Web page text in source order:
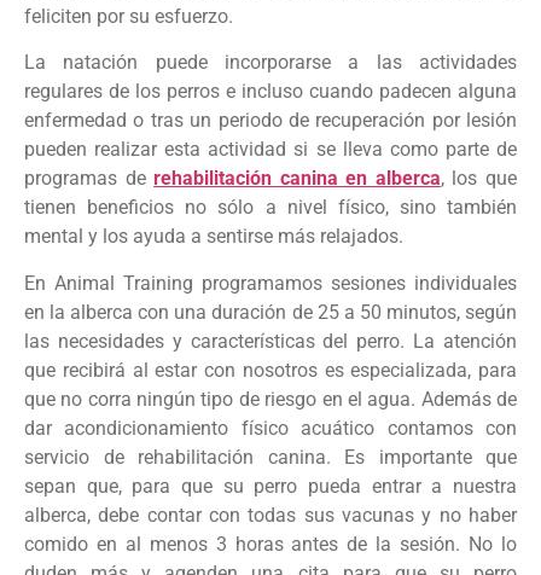
feliciten por su esfuerzo.
La natación puede incorporarse a las actividades
regulares de los perros e incluso cuando padecen alguna
enfermedad o tras un periodo de recuperación por lesión
pueden realizar esta actividad si se lleva como parte de
programas derehabilitación canina en alberca, los que
tienen beneficios no sólo a nivel físico, sino también
mental y los ayuda a sentirse más relajados.
En Animal Training programamos sesiones individuales
en la alberca con una duración de 25 a 50 minutos, según
las necesidades y características del perro. La atención
que recibirá al estar con nosotros es especializada, para
que no corra ningún tipo de riesgo en el agua. Además de
dar acondicionamiento físico acuático contamos con
servicio de rehabilitación canina. Es importante que
sepan que, para que su perro pueda entrar a nuestra
alberca, debe contar con todas sus vacunas y no haber
comido en al menos 3 horas antes de la sesión. No lo